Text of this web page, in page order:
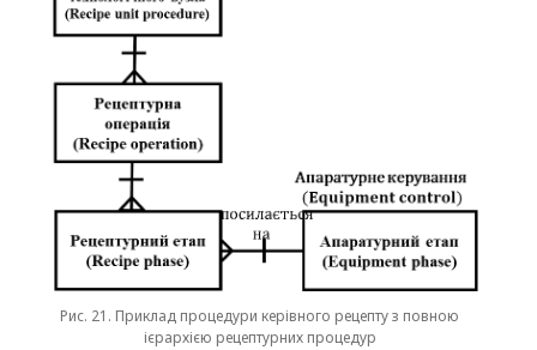
Рис. 21. Приклад процедури керівного рецепту з повною
ієрархією рецептурних процедур